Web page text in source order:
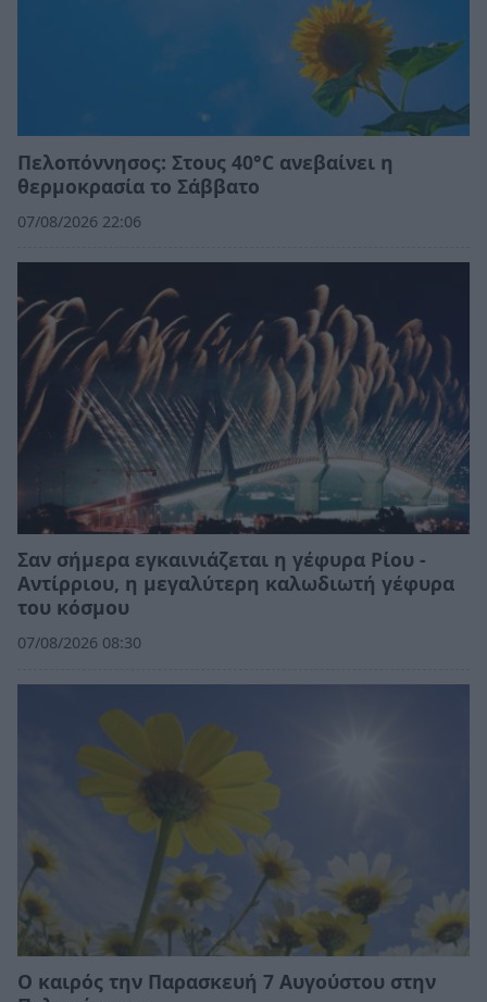
Πελοπόννησος: Στους 40°C ανεβαίνει η
θερμοκρασία το Σάββατο
07/08/2026 22:06
Σαν σήμερα εγκαινιάζεται η γέφυρα Ρίου -
Αντίρριου, η μεγαλύτερη καλωδιωτή γέφυρα
του κόσμου
07/08/2026 08:30
Ο καιρός την Παρασκευή 7 Αυγούστου στην